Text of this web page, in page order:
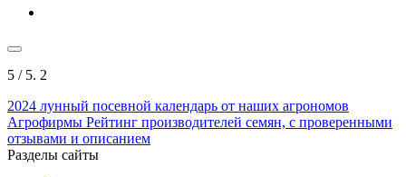
5 / 5. 2
2024 лунный посевной календарь от наших агрономов
Агрофирмы Рейтинг производителей семян, с проверенными
отзывами и описанием
Разделы сайты